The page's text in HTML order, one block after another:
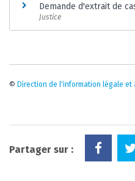
Demande d'extrait de
Justice
© Direction de l'information légale et
Partager sur :